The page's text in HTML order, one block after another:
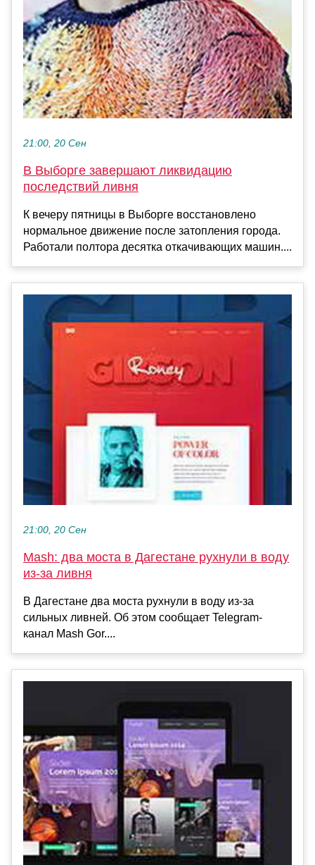
21:00, 20 Сен
В Выборге завершают ликвидацию
последствий ливня
К вечеру пятницы в Выборге восстановлено
нормальное движение после затопления города.
Работали полтора десятка откачивающих машин....
21:00, 20 Сен
Mash: два моста в Дагестане рухнули в воду
из-за ливня
В Дагестане два моста рухнули в воду из-за
сильных ливней. Об этом сообщает Telegram-
канал Mash Gor....